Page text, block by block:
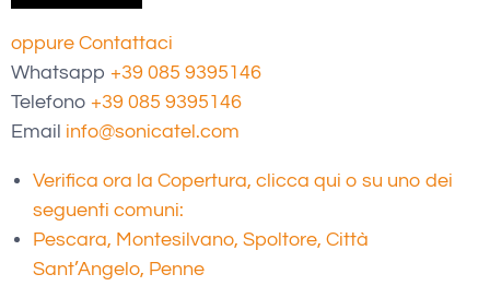
oppure Contattaci
Whatsapp +39 085 9395146
Telefono +39 085 9395146
Email info@sonicatel.com
Verifica ora la Copertura, clicca qui o su uno dei
seguenti comuni:
Pescara, Montesilvano, Spoltore, Città
Sant’Angelo, Penne